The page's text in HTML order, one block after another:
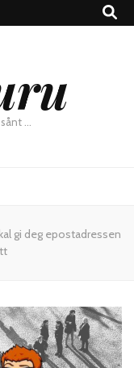
…
gi deg epostadressen